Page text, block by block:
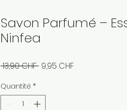
Savon Parfumé –
Ninfea
13,90 CHF Prix
9,95 CHF
Quantité *